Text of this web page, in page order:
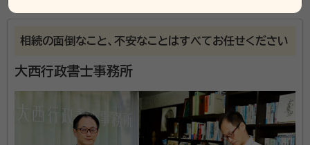
所属する専門家：
新井 健司（あらい けんじ） 行政書士, 宅地建物取引士
事務所口コミ（抜粋）：
account_circle 満足度 4.0
ご利用時期：2026/3
面談の感想
人柄が良く、説明が丁寧でした。今後の進め方が理解しやすかったのがポ
イントです。料金表も明確でこちらが考えていた価格帯範囲でした。あと
相続の面倒なこと、不安なことはすべてお任せください
大西行政書士事務所